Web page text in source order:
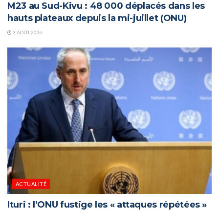
M23 au Sud-Kivu : 48 000 déplacés dans les
hauts plateaux depuis la mi-juillet (ONU)
3 AOÛT 2026
ACTUALITÉ
Ituri : l’ONU fustige les « attaques répétées »